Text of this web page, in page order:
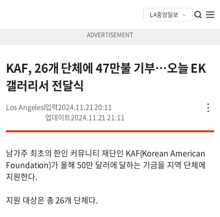
KAF, 26개 단체에 47만불 기부…오늘 EK
갤러리서 전달식
Los Angeles
2024.11.21 20:11
2024.11.21 21:11
남가주 최초의 한인 커뮤니티 재단인 KAF(Korean American
Foundation)가 올해 50만 달러에 달하는 기금을 지역 단체에
지원한다.
지원 대상은 총 26개 단체다.